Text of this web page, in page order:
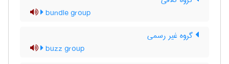
bundle group
گروه غیر رسمی
buzz group